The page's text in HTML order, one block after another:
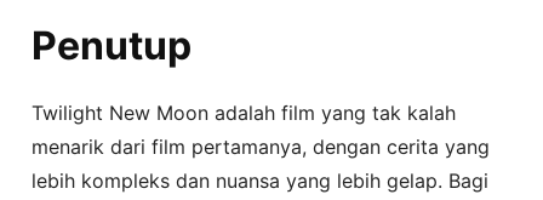
Penutup
Twilight New Moon adalah film yang tak kalah
menarik dari film pertamanya, dengan cerita yang
lebih kompleks dan nuansa yang lebih gelap. Bagi